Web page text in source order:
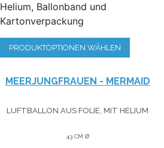
Helium, Ballonband und
Kartonverpackung
PRODUKTOPTIONEN WÄHLEN
MEERJUNGFRAUEN - MERMAID
LUFTBALLON AUS FOLIE, MIT HELIUM
43 CM Ø